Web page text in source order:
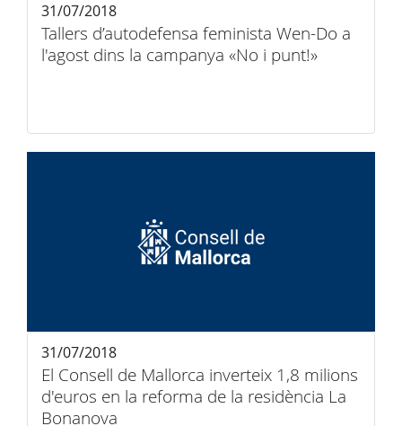
Tallers d’autodefensa feminista Wen-Do a
l'agost dins la campanya «No i punt!»
31/07/2018
El Consell de Mallorca inverteix 1,8 milions
d'euros en la reforma de la residència La
Bonanova
31/07/2018